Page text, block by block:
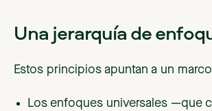
Una jerarquía de
Estos principios apuntan a un
Los enfoques universales —que